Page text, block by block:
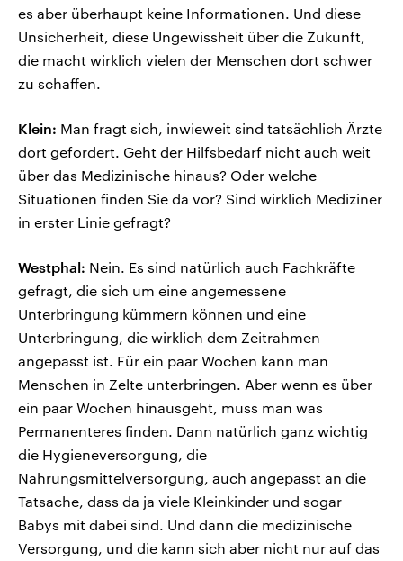
es aber überhaupt keine Informationen. Und diese
Unsicherheit, diese Ungewissheit über die Zukunft,
die macht wirklich vielen der Menschen dort schwer
zu schaffen.
Klein: Man fragt sich, inwieweit sind tatsächlich Ärzte
dort gefordert. Geht der Hilfsbedarf nicht auch weit
über das Medizinische hinaus? Oder welche
Situationen finden Sie da vor? Sind wirklich Mediziner
in erster Linie gefragt?
Westphal: Nein. Es sind natürlich auch Fachkräfte
gefragt, die sich um eine angemessene
Unterbringung kümmern können und eine
Unterbringung, die wirklich dem Zeitrahmen
angepasst ist. Für ein paar Wochen kann man
Menschen in Zelte unterbringen. Aber wenn es über
ein paar Wochen hinausgeht, muss man was
Permanenteres finden. Dann natürlich ganz wichtig
die Hygieneversorgung, die
Nahrungsmittelversorgung, auch angepasst an die
Tatsache, dass da ja viele Kleinkinder und sogar
Babys mit dabei sind. Und dann die medizinische
Versorgung, und die kann sich aber nicht nur auf das